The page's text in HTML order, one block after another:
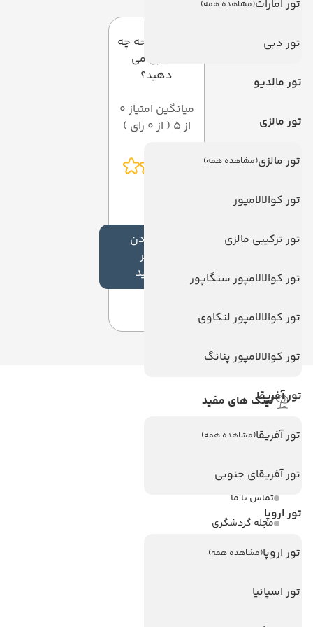
تور امارات(مشاهده همه)
تور دبی
تور مالدیو
تور مالزی
تور مالزی(مشاهده همه)
تور کوالالامپور
تور ترکیبی مالزی
تور کوالالامپور سنگاپور
تور کوالالامپور لنکاوی
تور کوالالامپور پنانگ
تور آفریقا
تور آفریقا(مشاهده همه)
تور آفریقای جنوبی
تور اروپا
تور اروپا(مشاهده همه)
تور اسپانیا
به این صفحه چه
امتیازی می
دهید؟
میانگین امتیاز 0
از 5 ( از 0 رای )
افزودن
نظر
جدید
لینک های مفید
درباره ما
تماس با ما
مجله گردشگری
هتل های آنتالیا